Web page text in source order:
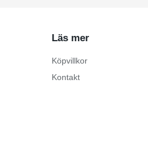
Läs mer
Köpvillkor
Kontakt